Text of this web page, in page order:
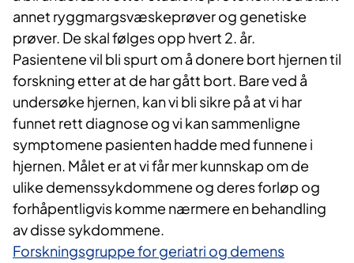
annet ryggmargsvæskeprøver og genetiske
prøver. De skal følges opp hvert 2. år.
Pasientene vil bli spurt om å donere bort hjernen til
forskning etter at de har gått bort. Bare ved å
undersøke hjernen, kan vi bli sikre på at vi har
funnet rett diagnose og vi kan sammenligne
symptomene pasienten hadde med funnene i
hjernen. Målet er at vi får mer kunnskap om de
ulike demenssykdommene og deres forløp og
forhåpentligvis komme nærmere en behandling
av disse sykdommene.
Forskningsgruppe for geriatri og demens